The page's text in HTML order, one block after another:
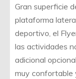
Gran superficie
plataforma
deportivo, el
las actividades
adicional
muy confortable